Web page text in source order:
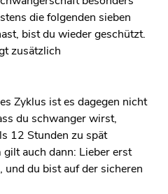
die folgenden sieben
bist du wieder geschützt.
zusätzlich
Zyklus ist es dagegen nicht
du schwanger wirst,
12 Stunden zu spät
auch dann: Lieber erst
du bist auf der sicheren